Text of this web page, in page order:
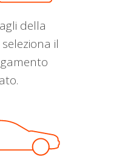
della
il